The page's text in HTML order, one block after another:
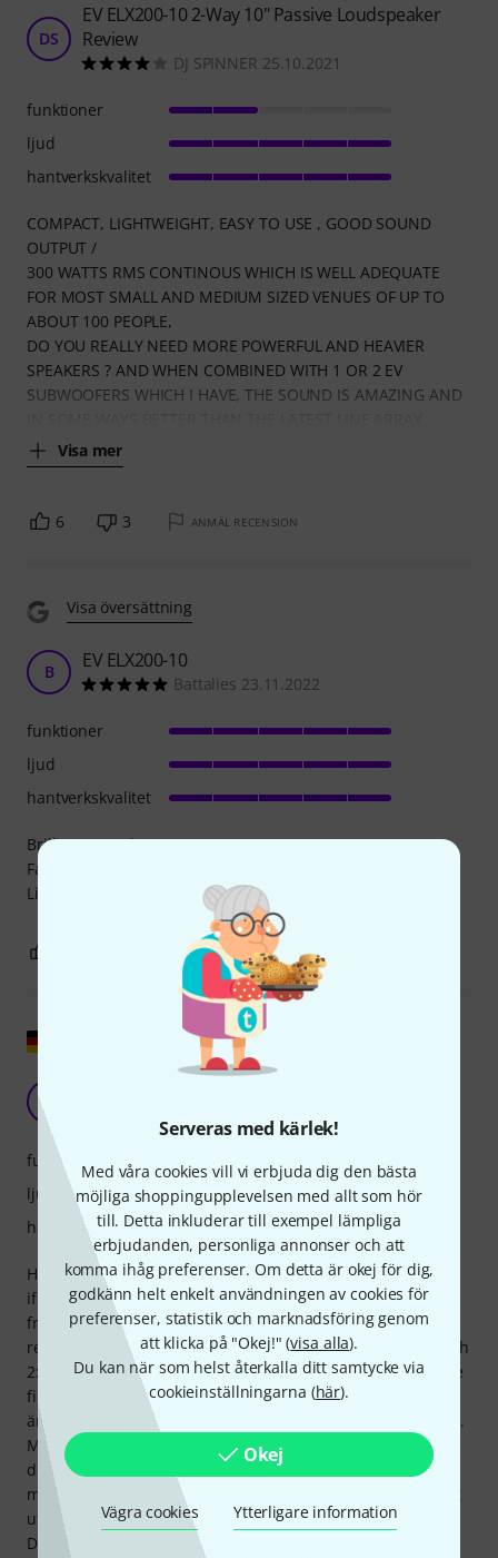
Serveras med kärlek!
Med våra cookies vill vi erbjuda dig den bästa
möjliga shoppingupplevelsen med allt som hör
till. Detta inkluderar till exempel lämpliga
erbjudanden, personliga annonser och att
komma ihåg preferenser. Om detta är okej för dig,
godkänn helt enkelt användningen av cookies för
preferenser, statistik och marknadsföring genom
att klicka på "Okej!" (visa alla).
Du kan när som helst återkalla ditt samtycke via
cookieinställningarna (här).
Okej
Vägra cookies Ytterligare information
DS
EV ELX200-10 2-Way 10" Passive Loudspeaker
Review
DJ SPINNER 25.10.2021
COMPACT, LIGHTWEIGHT, EASY TO USE , GOOD SOUND
OUTPUT /
300 WATTS RMS CONTINOUS WHICH IS WELL ADEQUATE
FOR MOST SMALL AND MEDIUM SIZED VENUES OF UP TO
ABOUT 100 PEOPLE,
DO YOU REALLY NEED MORE POWERFUL AND HEAVIER
SPEAKERS ? AND WHEN COMBINED WITH 1 OR 2 EV
SUBWOOFERS WHICH I HAVE, THE SOUND IS AMAZING AND
Visa mer
funktioner
ljud
hantverkskvalitet
6 3 ANMÄL RECENSION
Visa översättning
B EV ELX200-10
Battalies 23.11.2022
Brilliant sound!
Fascinating bass tone for such a small speaker size.
Little killer!
funktioner
ljud
hantverkskvalitet
ANMÄL RECENSION
Hej, jag undrar verkligen var alla bra recensioner kommer
ifrån. Jag känner inte till något liknande från EV. Jag var
frestad att köpa den på grund av priset och de bra
recensionerna. Eftersom jag köpte både 2x ELX 200 i 12" och
2x i 10" tycker jag att en måndagsprodukt kan uteslutas. De
fick stöd av 2x EV EKX 15 "Active Subs. Det som fortfarande
är marginellt OK på låga nivåer blir värre när volymen ökar.
Mellan ca 2 - 3,5 kHz Talaren blir så skarp och spetsig att
det gör ont i örat. Här kan du verkligen säga att det är en
mycket billig förare, tyvärr. Det kanske inte är lika märkbart
utomhus, men ännu mer inomhus utjämnade jag med en
DSP och fick ibland -9dB i ett dopp runt 2,5 kHz VAs skulle
funktioner
ljud
hantverkskvalitet